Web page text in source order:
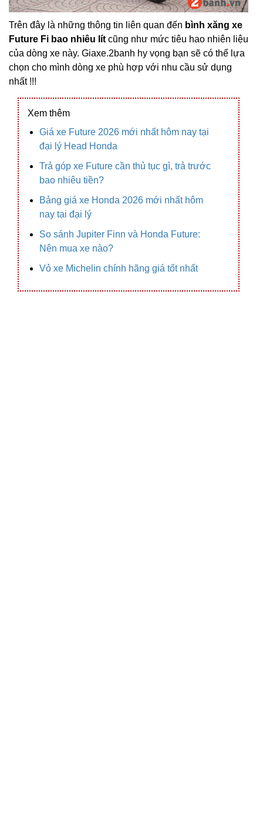
Trên đây là những thông tin liên quan đến bình xăng xe
Future Fi bao nhiêu lít cũng như mức tiêu hao nhiên liệu
của dòng xe này. Giaxe.2banh hy vọng bạn sẽ có thể lựa
chọn cho mình dòng xe phù hợp với nhu cầu sử dụng
nhất !!!
Xem thêm
Giá xe Future 2026 mới nhất hôm nay tại
đại lý Head Honda
Trả góp xe Future cần thủ tục gì, trả trước
bao nhiêu tiền?
Bảng giá xe Honda 2026 mới nhất hôm
nay tại đại lý
So sánh Jupiter Finn và Honda Future:
Nên mua xe nào?
Vỏ xe Michelin chính hãng giá tốt nhất